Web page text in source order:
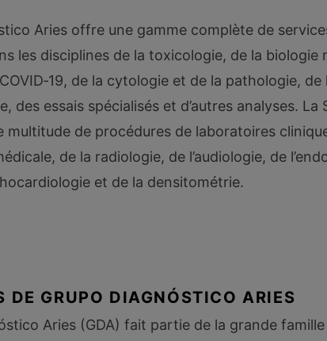
Aries offre une gamme complète de
les disciplines de la toxicologie, de la biologie
de la cytologie et de la pathologie, de
des essais spécialisés et d’autres analyses.
multitude de procédures de laboratoires
de la radiologie, de l’audiologie, de
et de la densitométrie.
DE GRUPO DIAGNÓSTICO ARIES
Aries (GDA) fait partie de la grande